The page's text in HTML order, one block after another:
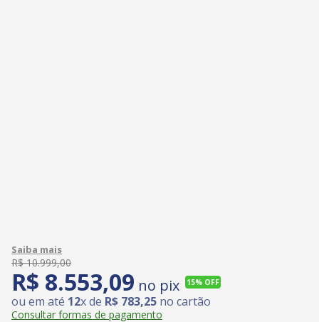
R$ 10.999,00
R$ 8.553,09 no pix 15% OFF
ou em até 12x de R$ 783,25 no cartão
Consultar formas de pagamento